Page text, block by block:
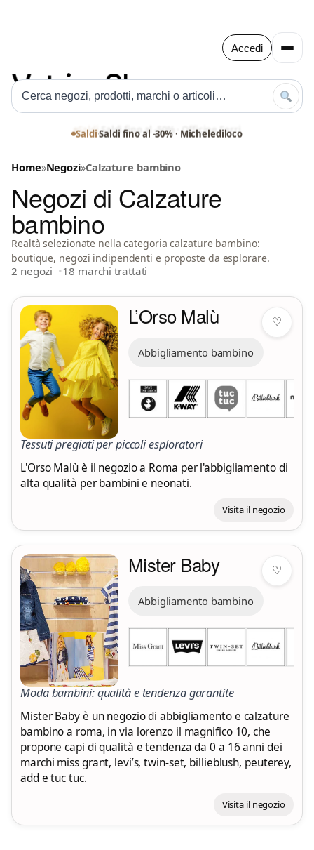
Accedi
Saldi·Saldi fino al -30% · Michelediloco
Home»Negozi»Calzature bambino
Negozi di Calzature
bambino
Realtà selezionate nella categoria calzature bambino:
boutique, negozi indipendenti e proposte da esplorare.
2 negozi 18 marchi trattati
♡
L’Orso Malù
Abbigliamento bambino
Tessuti pregiati per piccoli esploratori
L'Orso Malù è il negozio a Roma per l'abbigliamento di
alta qualità per bambini e neonati.
Visita il negozio
♡
Mister Baby
Abbigliamento bambino
Moda bambini: qualità e tendenza garantite
Mister Baby è un negozio di abbigliamento e calzature
bambino a roma, in via lorenzo il magnifico 10, che
propone capi di qualità e tendenza da 0 a 16 anni dei
marchi miss grant, levi’s, twin-set, billieblush, peuterey,
add e tuc tuc.
Visita il negozio